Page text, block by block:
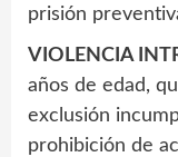
prisión
VIOLENCIA
años de edad,
exclusión
prohibición de